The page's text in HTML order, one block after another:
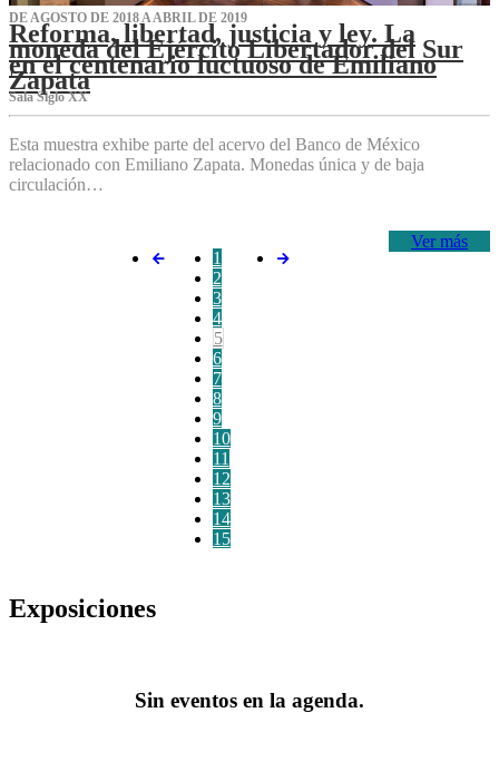
DE AGOSTO DE 2018 A ABRIL DE 2019
Reforma, libertad, justicia y ley. La
moneda del Ejército Libertador del Sur
en el centenario luctuoso de Emiliano
Zapata
Sala Siglo XX
Esta muestra exhibe parte del acervo del Banco de México
relacionado con Emiliano Zapata. Monedas única y de baja
circulación…
Ver más
1
2
3
4
5
6
7
8
9
10
11
12
13
14
15
Exposiciones
Sin eventos en la agenda.